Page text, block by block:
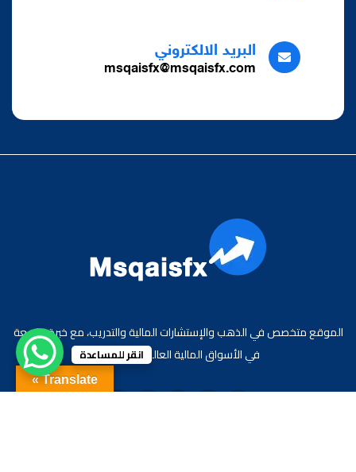
البريد الالكتروني
msqaisfx@msqaisfx.com
الموقع متخصص في الذهب والإستشارات المالية والتدريب، مع خبرة واسعة
في الأسواق المالية العالمية والعربية.
Translate »
انقر للمساعدة